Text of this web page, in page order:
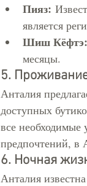
Пияз:
является
Шиш Кёфтэ:
месяцы.
5.
Анталия
доступных
все необходимые
предпочтений, в
6. Ночная
Анталия